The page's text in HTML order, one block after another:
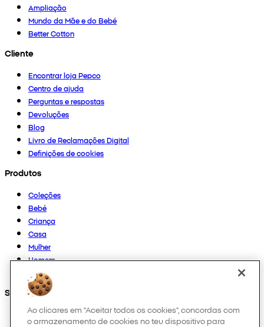
Ampliação
Mundo da Mãe e do Bebé
Better Cotton
Cliente
Encontrar loja Pepco
Centro de ajuda
Perguntas e respostas
Devoluções
Blog
Livro de Reclamações Digital
Definições de cookies
Produtos
Coleções
Bebé
Criança
Casa
Mulher
Homem
Outros
Segue-nos em
Ao clicares em "Aceitar todos os cookies", concordas com
o armazenamento de cookies no teu dispositivo para